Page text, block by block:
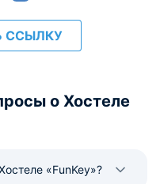
ССЫЛКУ
о Хостеле
«FunKey»?